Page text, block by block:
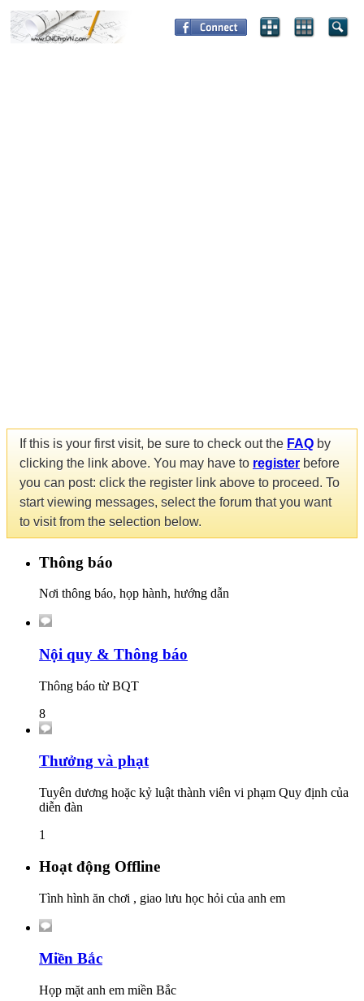
If this is your first visit, be sure to check out the FAQ by
clicking the link above. You may have to register before
you can post: click the register link above to proceed. To
start viewing messages, select the forum that you want
to visit from the selection below.
Thông báo
Nơi thông báo, họp hành, hướng dẫn
Nội quy & Thông báo
Thông báo từ BQT
8
Thưởng và phạt
Tuyên dương hoặc kỷ luật thành viên vi phạm Quy định của
diễn đàn
1
Hoạt động Offline
Tình hình ăn chơi , giao lưu học hỏi của anh em
Miền Bắc
Họp mặt anh em miền Bắc